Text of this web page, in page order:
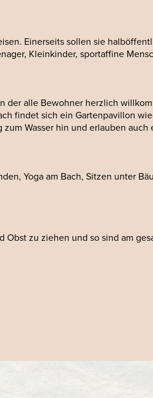
Einerseits sollen sie
Kleinkinder, sportaffine
alle Bewohner herzlich
findet sich ein Gartenpavillon
Wasser hin und erlauben
Yoga am Bach, Sitzen unter
zu ziehen und so sind am